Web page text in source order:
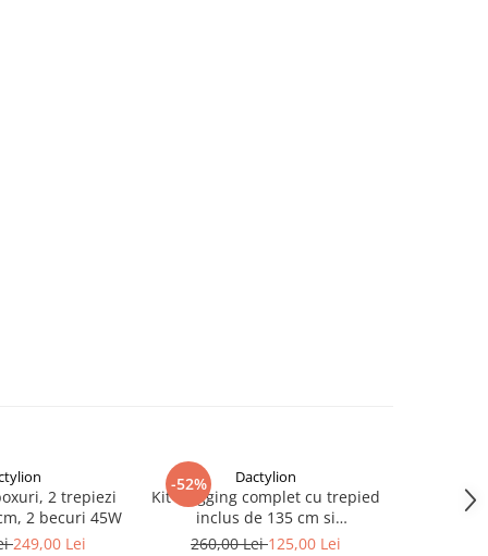
2 trepiezi
2 becuri 45W
249,00 Lei
-52% Dactylion
Kit Vlogging complet cu trepied
inclus de 135 cm si
telecomanda bluetooth
260,00 Lei125,00 Lei
Panza